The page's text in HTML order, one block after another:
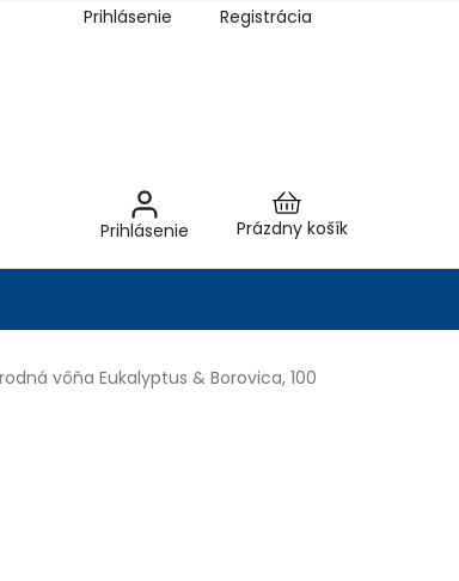
Prihlásenie Registrácia
Prihlásenie
Nákupný
Prázdny košík
vôňa Eukalyptus & Borovica, 100